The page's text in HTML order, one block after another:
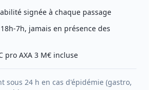
signée à chaque passage
7h, jamais en présence des
pro AXA 3 M€ incluse
sous 24 h en cas d'épidémie (gastro,